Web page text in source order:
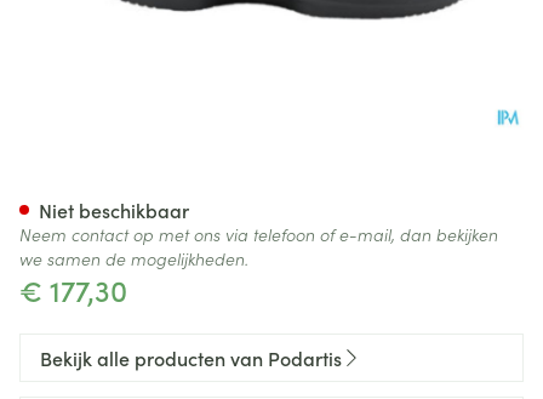
€ 177,30
Niet beschikbaar
Neem contact op met ons via telefoon of e-mail, dan bekijken
we samen de mogelijkheden.
Bekijk alle producten van Podartis